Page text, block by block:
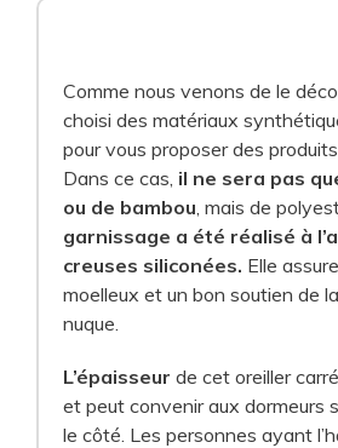
Comme nous venons de le
choisi des matériaux
pour vous proposer des
Dans ce cas, il ne sera pas
ou de bambou , mais de
garnissage a été réalisé à
creuses siliconées. Elle
moelleux et un bon soutien de
nuque.
L’épaisseur de cet oreiller
et peut convenir aux dormeurs
le côté. Les personnes ayant